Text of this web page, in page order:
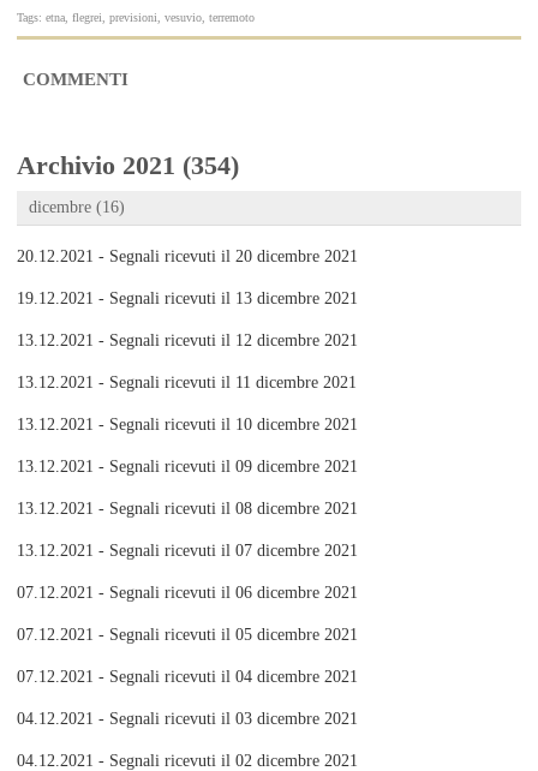
Tags: etna, flegrei, previsioni, vesuvio, terremoto
COMMENTI
Archivio 2021 (354)
dicembre (16)
20.12.2021 - Segnali ricevuti il 20 dicembre 2021
19.12.2021 - Segnali ricevuti il 13 dicembre 2021
13.12.2021 - Segnali ricevuti il 12 dicembre 2021
13.12.2021 - Segnali ricevuti il 11 dicembre 2021
13.12.2021 - Segnali ricevuti il 10 dicembre 2021
13.12.2021 - Segnali ricevuti il 09 dicembre 2021
13.12.2021 - Segnali ricevuti il 08 dicembre 2021
13.12.2021 - Segnali ricevuti il 07 dicembre 2021
07.12.2021 - Segnali ricevuti il 06 dicembre 2021
07.12.2021 - Segnali ricevuti il 05 dicembre 2021
07.12.2021 - Segnali ricevuti il 04 dicembre 2021
04.12.2021 - Segnali ricevuti il 03 dicembre 2021
04.12.2021 - Segnali ricevuti il 02 dicembre 2021